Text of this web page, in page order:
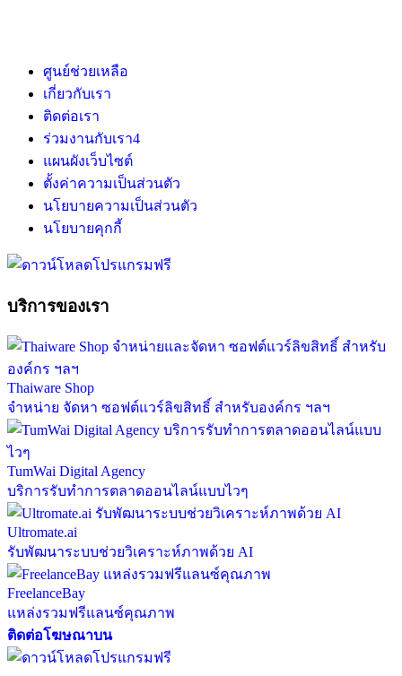
ศูนย์ช่วยเหลือ
เกี่ยวกับเรา
ติดต่อเรา
ร่วมงานกับเรา4
แผนผังเว็บไซต์
ตั้งค่าความเป็นส่วนตัว
นโยบายความเป็นส่วนตัว
นโยบายคุกกี้
บริการของเรา
Thaiware Shop
จำหน่าย จัดหา ซอฟต์แวร์ลิขสิทธิ์ สำหรับองค์กร ฯลฯ
TumWai Digital Agency
บริการรับทำการตลาดออนไลน์แบบไวๆ
Ultromate.ai
รับพัฒนาระบบช่วยวิเคราะห์ภาพด้วย AI
FreelanceBay
แหล่งรวมฟรีแลนซ์คุณภาพ
ติดต่อโฆษณาบน